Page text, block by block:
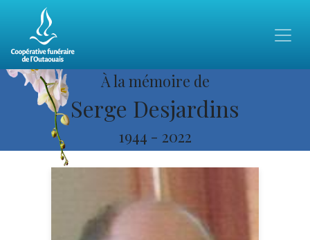
À la mémoire de
Serge Desjardins
1944 - 2022